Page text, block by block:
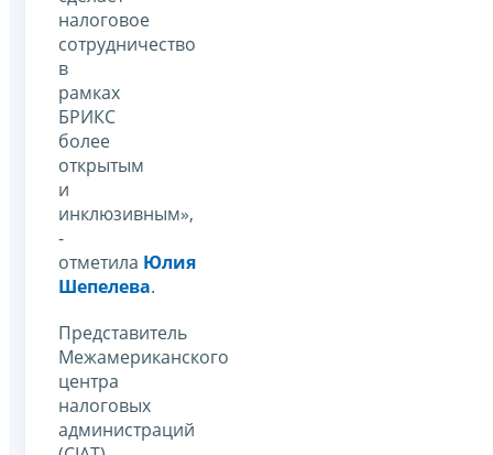
налоговое
сотрудничество
в
рамках
БРИКС
более
открытым
и
инклюзивным»,
-
отметила Юлия
Шепелева.
Представитель
Межамериканского
центра
налоговых
администраций